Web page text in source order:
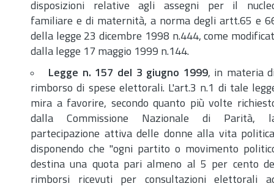
disposizioni relative agli assegni per il
familiare e di maternità, a norma degli artt.65 e
della legge 23 dicembre 1998 n.444, come
dalla legge 17 maggio 1999 n.144.
Legge n. 157 del 3 giugno 1999, in materia
rimborso di spese elettorali. L'art.3 n.1 di tale
mira a favorire, secondo quanto più volte
dalla Commissione Nazionale di Parità,
partecipazione attiva delle donne alla vita
disponendo che "ogni partito o movimento
destina una quota pari almeno al 5 per cento
rimborsi ricevuti per consultazioni elettorali